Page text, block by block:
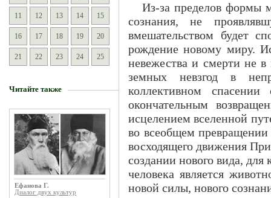
11 12 13 14 15
16 17 18 19 20
21 22 23 24 25
Читайте также
Ефанова Г.
Диалог двух культур
Из-за пределов формы
сознания, не
вмешательством будет
рождение новому миру.
невежества и смерти не
земных невзгод в
коллективном
окончательным
исцелением вселенной
во всеобщем
восходящего движения
создании нового вида, для
человека является
новой силы, нового